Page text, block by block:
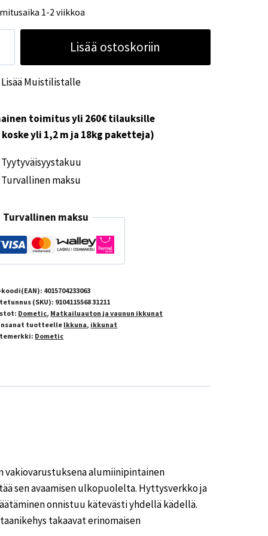
1-2 viikkoa
Lisää ostoskoriin
Lisää Muistilistalle
toimitus yli 260€ tilauksille
koske yli 1,2 m ja 18kg paketteja)
Tyytyväisyystakuu
Turvallinen maksu
Turvallinen maksu
koodi(EAN): 4015704233063
(SKU): 9104115568 31211
Dometic, Matkailuauton ja vaunun ikkunat
tuotteelle Ikkuna, ikkunat
Dometic
vakiovarustuksena alumiinipintainen
sen avaamisen ulkopuolelta. Hyttysverkko ja
onnistuu kätevästi yhdellä kädellä.
takaavat erinomaisen